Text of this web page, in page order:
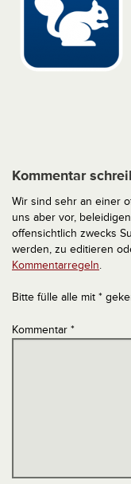
Kommentar
Wir sind sehr an einer
uns aber vor,
offensichtlich zwecks
werden, zu editieren
Kommentarregeln.
Bitte fülle alle mit *
Kommentar *